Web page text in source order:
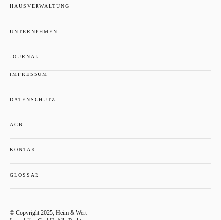
HAUSVERWALTUNG
UNTERNEHMEN
JOURNAL
IMPRESSUM
DATENSCHUTZ
AGB
KONTAKT
GLOSSAR
© Copyright 2025, Heim & Wert